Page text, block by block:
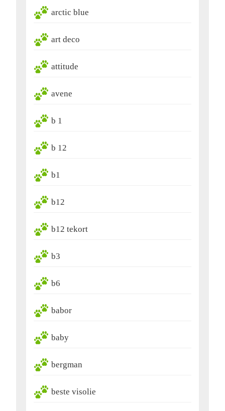
arctic blue
art deco
attitude
avene
b 1
b 12
b1
b12
b12 tekort
b3
b6
babor
baby
bergman
beste visolie